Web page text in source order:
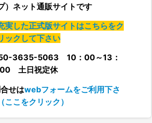
）ネット通販サイトです
実した正式版サイトはこちらをク
ックして下さい
3635-5063 10：00～13：
00 土日祝定休
せはwebフォームをご利用下さ
ここをクリック）